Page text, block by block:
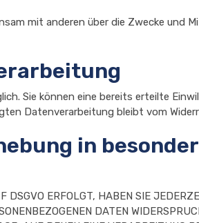
mit anderen über die Zwecke und
Sie können eine bereits erteilte
Datenverarbeitung bleibt vom
in
ERFOLGT, HABEN SIE
DATEN